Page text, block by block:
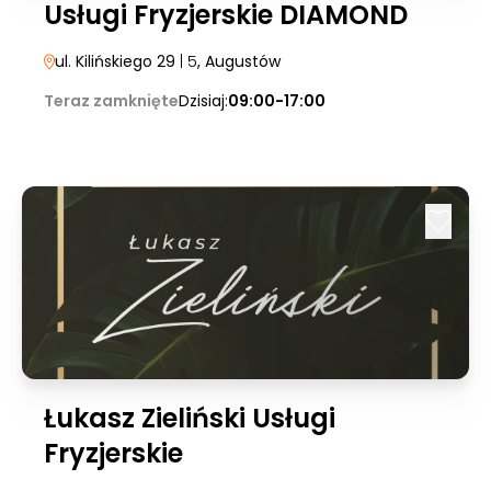
Usługi Fryzjerskie DIAMOND
ul. Kilińskiego 29 | 5, Augustów
Teraz zamknięteDzisiaj:09:00-17:00
Łukasz Zieliński Usługi
Fryzjerskie